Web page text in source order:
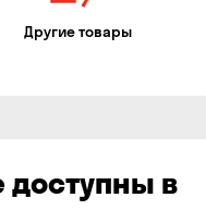
Другие товары
доступны в